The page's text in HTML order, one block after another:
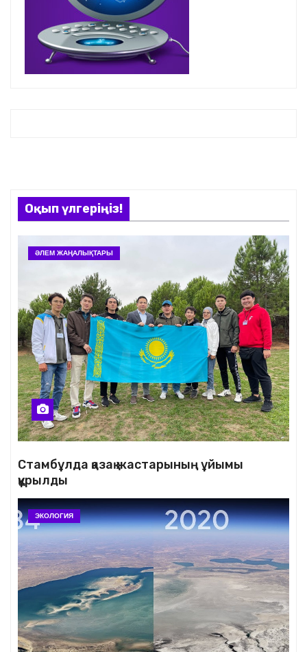
Оқып үлгеріңіз!
ӘЛЕМ ЖАҢАЛЫҚТАРЫ
Стамбұлда қазақ жастарының ұйымы
құрылды
ЭКОЛОГИЯ